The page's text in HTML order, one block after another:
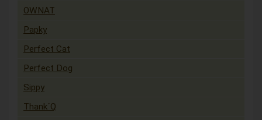
OWNAT
Papky
Perfect Cat
Perfect Dog
Sippy
Thank´Q